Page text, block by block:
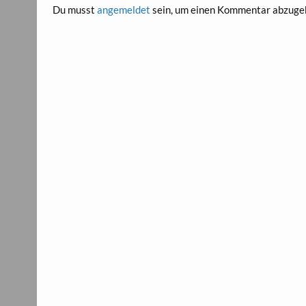
Du musst angemeldet sein, um einen Kommentar